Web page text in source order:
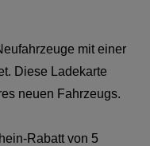
mit einer
Diese Ladekarte
neuen Fahrzeugs.
Rabatt von 5